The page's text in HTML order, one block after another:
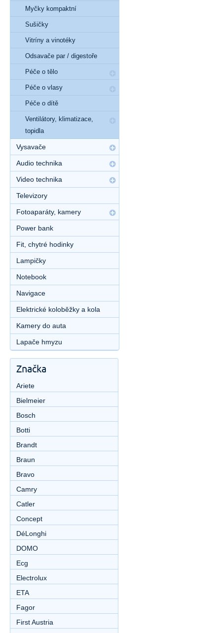
Myčky kompaktní
Sušičky
Vitríny a vinotéky
Odsavače par / digestoře
Péče o tělo
Péče o vlasy
Péče o dítě
Ventilátory, klimatizace,
topidla
Vysavače
Audio technika
Video technika
Televizory
Fotoaparáty, kamery
Power bank
Fit, chytré hodinky
Lampičky
Notebook
Navigace
Elektrické koloběžky a kola
Kamery do auta
Lapače hmyzu
Značka
Ariete
Bielmeier
Bosch
Botti
Brandt
Braun
Bravo
Camry
Catler
Concept
DéLonghi
DOMO
Ecg
Electrolux
ETA
Fagor
First Austria